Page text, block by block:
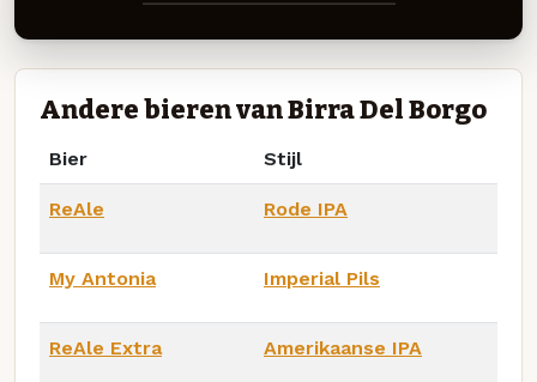
Andere bieren van Birra Del Borgo
Bier Stijl
ReAle Rode IPA
My Antonia Imperial Pils
ReAle Extra Amerikaanse IPA